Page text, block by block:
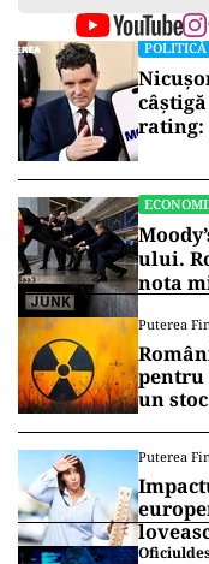
POLITICĂ
rating:
ului.
nota
Puterea
pentru
un
Puterea